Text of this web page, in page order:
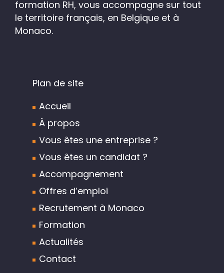
formation RH, vous accompagne sur tout
le territoire français, en Belgique et à
Monaco.
Plan de site
Accueil
À propos
Vous êtes une entreprise ?
Vous êtes un candidat ?
Accompagnement
Offres d’emploi
Recrutement à Monaco
Formation
Actualités
Contact